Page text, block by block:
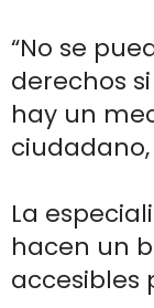
“No se
derechos
hay un
ciudadano,
La
hacen un
accesibles